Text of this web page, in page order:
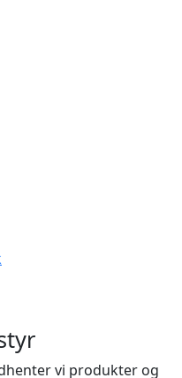
vi produkter og